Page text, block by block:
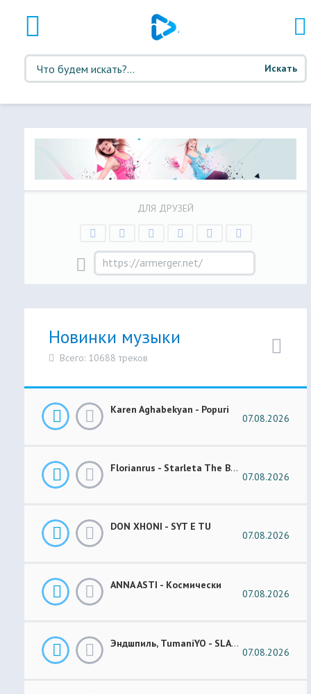
Искать
ДЛЯ ДРУЗЕЙ
Новинки музыки
Всего: 10688 треков
Karen Aghabekyan - Popuri
07.08.2026
Florianrus - Starleta The Bar Session
07.08.2026
DON XHONI - SYT E TU
07.08.2026
ANNA ASTI - Космически
07.08.2026
Эндшпиль, TumaniYO - SLANG
07.08.2026